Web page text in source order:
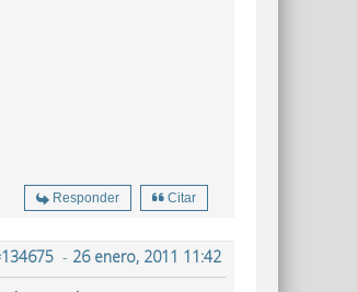
Responder Citar
- 26 enero, 2011 11:42